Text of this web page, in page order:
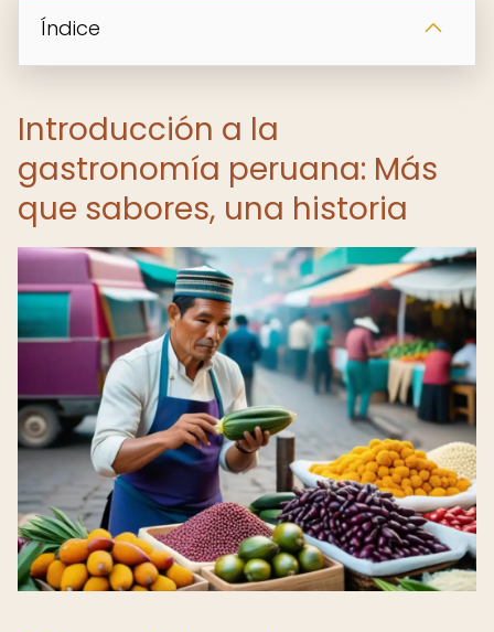
Índice
Introducción a la
gastronomía peruana: Más
que sabores, una historia